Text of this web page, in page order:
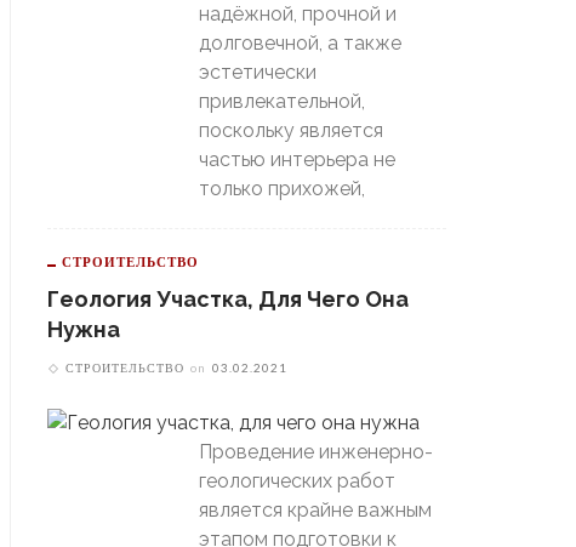
надёжной, прочной и
долговечной, а также
эстетически
привлекательной,
поскольку является
частью интерьера не
только прихожей,
СТРОИТЕЛЬСТВО
Геология Участка, Для Чего Она
Нужна
СТРОИТЕЛЬСТВО on 03.02.2021
Проведение инженерно-
геологических работ
является крайне важным
этапом подготовки к